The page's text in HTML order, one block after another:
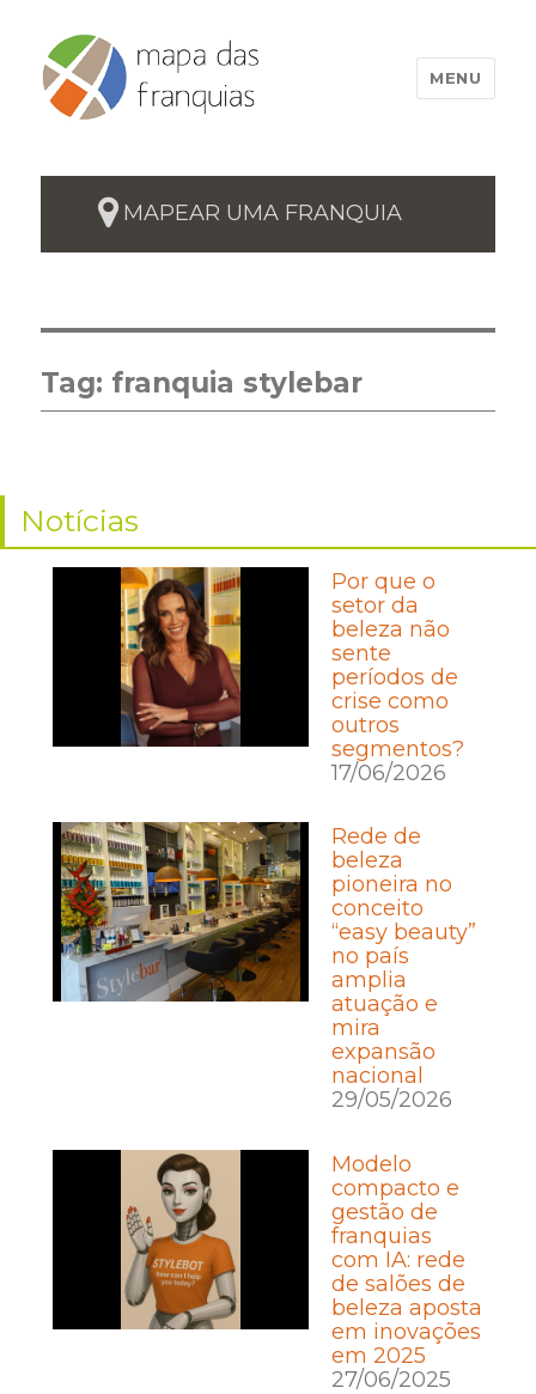
MENU
MAPEAR UMA FRANQUIA
Tag: franquia stylebar
Notícias
Por que o
setor da
beleza não
sente
períodos de
crise como
outros
segmentos?
17/06/2026
Rede de
beleza
pioneira no
conceito
“easy beauty”
no país
amplia
atuação e
mira
expansão
nacional
29/05/2026
Modelo
compacto e
gestão de
franquias
com IA: rede
de salões de
beleza aposta
em inovações
em 2025
27/06/2025